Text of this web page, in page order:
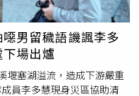
員記取「小沈1500」教
太太及太太問小姨子，但在
之訴，並視相關人等是否虛
黃委員不要老是只有這招：
年注資一百萬元成立凱
千萬元投資民報？是否有
男留穢語譏諷李多
場出爐
堰塞湖溢流，造成下游嚴重
員李多慧現身災區協助清